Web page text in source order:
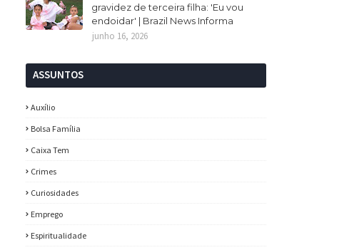
gravidez de terceira filha: 'Eu vou
endoidar' | Brazil News Informa
junho 16, 2026
ASSUNTOS
Auxílio
Bolsa Família
Caixa Tem
Crimes
Curiosidades
Emprego
Espiritualidade